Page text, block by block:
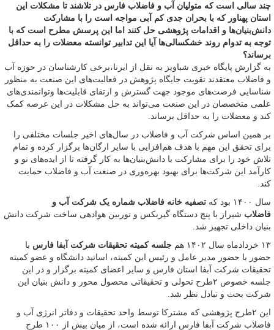
چند سالی است که متولیان آب و فاضلاب فارس در تلاشند تا مشکلات این
استان پهناور که با بحران جدی کم آبی مواجه است را با مشارکت
دانش‌بنیان‌ها و اقدامات پژوهشی حل کنند اما این پرسش مطرح است که با
توجه به تدوام روند خشکسالی‌ها آیا این تدابیر توانسته معضلات را به حداقل
برساند؟
به گزارش پایگاه خبری شباویز به نقل از ایرنا،برخی کارشناسان در حوزه آب
و فاضلاب معتقدند تقویت جایگاه پژوهش در فعالیت‌های این صنعت به منظور
شناسایی فرصت‌های موجود جهت گسترش و ارتقای قابلیت‌ها وتوانمندی‌های
علمی متخصصان در این صنعت می‌تواند به حل مشکلات در این عرصه کمک
کند و معضلات را به حداقل برساند.
بر همین اساس شرکت آب و فاضلاب در سال‌های اخیر جلسات مختلفی را
برای تحقق این مهم با هدف هم‌افزایی با سایر ارگان‌ها برگزار کرده و تمام
تلاش خود را برای مشارکت با دانش‌بنیان‌ها به کار گرفته تا از ایده‌های نو و
کارآمد این شرکت‌ها برای بهبود بهره‌وری در صنعت آب و فاضلاب حمایت
کند.
سال ۱۴۰۰ بود که
تصفیه خانه فاضلاب شماره یک شرکت آب و
فاضلاب شیراز با پنج دستگاه گیربکس و توربین هوادهی ساخت شرکت دانش
بنیان داخلی تجهیز شد.
۱۳ خردادماه سال ۱۴۰۲ هم
جلسه کمیته تحقیقات شرکت آبفا فارس با
حضور با حضور مدیر عامل و رئیس این کمیته، اساتید دانشگاه و عضو کمیته
تحقیقات شرکت آبفا استان فارس و سایر اعضای کمیته برگزار و در این
جلسه خصوص ۲طرح تحولی و تحقیقاتی محصول محور و دانش بنیان این
شرکت بحث و تبادل نظر شد.
این ۲طرح پژوهشی که مشترکا توسط واحد تحقیقات و دفاتر انرژی آب و
فاضلاب شرکت آبفا فارس ارائه شده است، از میان بیش از ۱۰۰ طرح